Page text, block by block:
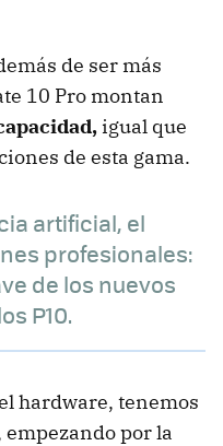
de ser más
10 Pro montan
igual que
de esta gama.
artificial, el
profesionales:
de los nuevos
P10.
hardware, tenemos
por la